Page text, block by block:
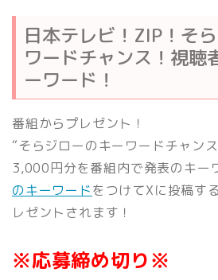
日本テレビ！ZIP！そ
ワードチャンス！視聴
ーワード！
番組からプレゼント！
“そらジローのキーワードチャン
3,000円分を番組内で発表のキー
のキーワードをつけてXに投稿す
レゼントされます！
※応募締め切り※